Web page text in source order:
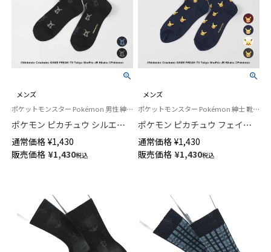
メンズ
ポケットモンスター Pokémon 男性 紳士 靴下
ポケモン ピカチュウ シルエッ
ト クルー丈 カジュアル ソック
ス メンズ 日本製 02432106
通常価格 ¥1,430
販売価格 ¥1,430税込
メンズ
ポケットモンスター Pokémon 紳士 靴下 男性
ポケモン ピカチュウ フェイス
クルー丈 カジュアル ソックス
メンズ 日本製 02432102
通常価格 ¥1,430
販売価格 ¥1,430税込